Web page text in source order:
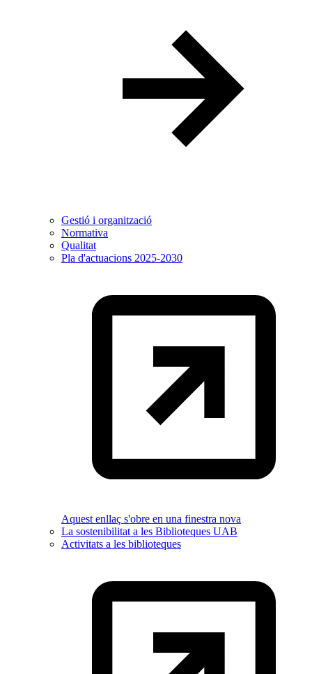
Gestió i organització
Normativa
Qualitat
Pla d'actuacions 2025-2030
Aquest enllaç s'obre en una finestra nova
La sostenibilitat a les Biblioteques UAB
Activitats a les biblioteques